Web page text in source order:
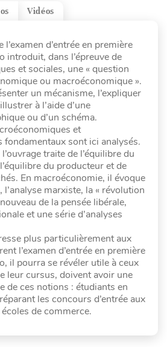
Vidéos
d’entrée en première
introduit, dans l’épreuve de
et sociales, une « question
ou macroéconomique ».
un mécanisme, l’expliquer
à l’aide d’une
ou d’un schéma.
et
fondamentaux sont ici analysés.
traite de l’équilibre du
du producteur et de
En macroéconomie, il évoque
l’analyse marxiste, la « révolution
de la pensée libérale,
et une série d’analyses
plus particulièrement aux
l’examen d’entrée en première
il pourra se révéler utile à ceux
leur cursus, doivent avoir une
de ces notions : étudiants en
les concours d’entrée aux
de commerce.